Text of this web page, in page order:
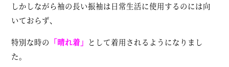
しかしながら袖の長い振袖は日常生活に使用するのには向
いておらず、
特別な時の 「晴れ着」 として着用されるようになりまし
た。